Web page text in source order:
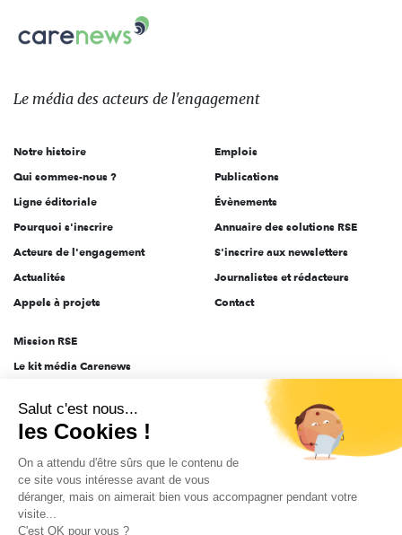
sur:
Carenews,
Le
des
l'engagement
Le média des acteurs de l'engagement
Notre histoire
Qui sommes-nous ?
Ligne éditoriale
Pourquoi s'inscrire
Acteurs de l'engagement
Actualités
Appels à projets
Emplois
Publications
Évènements
Annuaire des solutions RSE
S'inscrire aux newsletters
Journalistes et rédacteurs
Contact
Mission RSE
Le kit média Carenews
AEF info
Novethic
PRODURABLE
Inclusiv Day
Salut c'est nous...
les Cookies !
On a attendu d'être sûrs que le contenu de
ce site vous intéresse avant de vous
déranger, mais on aimerait bien vous accompagner pendant votre
visite...
C'est OK pour vous ?